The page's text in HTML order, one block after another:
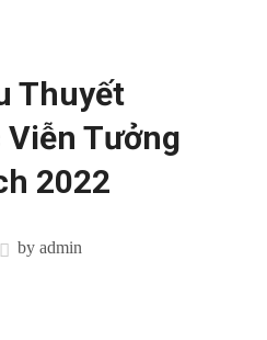
Thuyết
Viễn Tưởng
2022
byadmin